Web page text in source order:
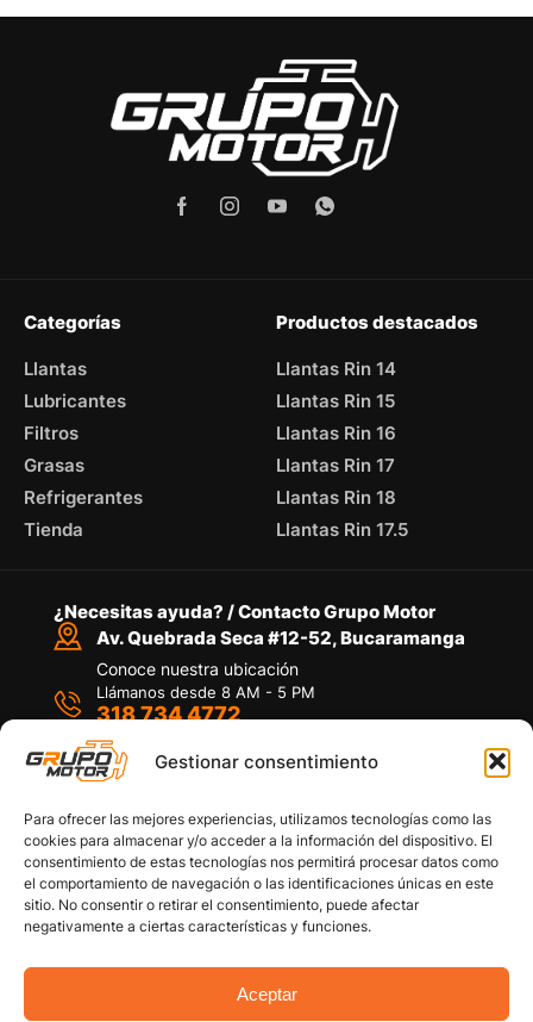
Gestionar consentimiento
Para ofrecer las mejores experiencias, utilizamos tecnologías como las
cookies para almacenar y/o acceder a la información del dispositivo. El
consentimiento de estas tecnologías nos permitirá procesar datos como
el comportamiento de navegación o las identificaciones únicas en este
sitio. No consentir o retirar el consentimiento, puede afectar
negativamente a ciertas características y funciones.
Aceptar
Categorías
Llantas
Lubricantes
Filtros
Grasas
Refrigerantes
Tienda
Productos destacados
Llantas Rin 14
Llantas Rin 15
Llantas Rin 16
Llantas Rin 17
Llantas Rin 18
Llantas Rin 17.5
¿Necesitas ayuda? / Contacto Grupo Motor
Av. Quebrada Seca #12-52, Bucaramanga
Conoce nuestra ubicación
Llámanos desde 8 AM - 5 PM
318 734 4772
Por medio de WhatsApp
Políticas de privacidad
Política de devoluciones y/o reembolsos
Términos y Condiciones